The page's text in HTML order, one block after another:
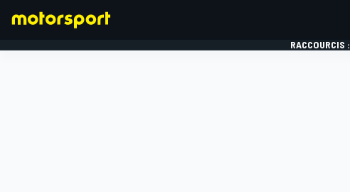
RACCOURCIS :